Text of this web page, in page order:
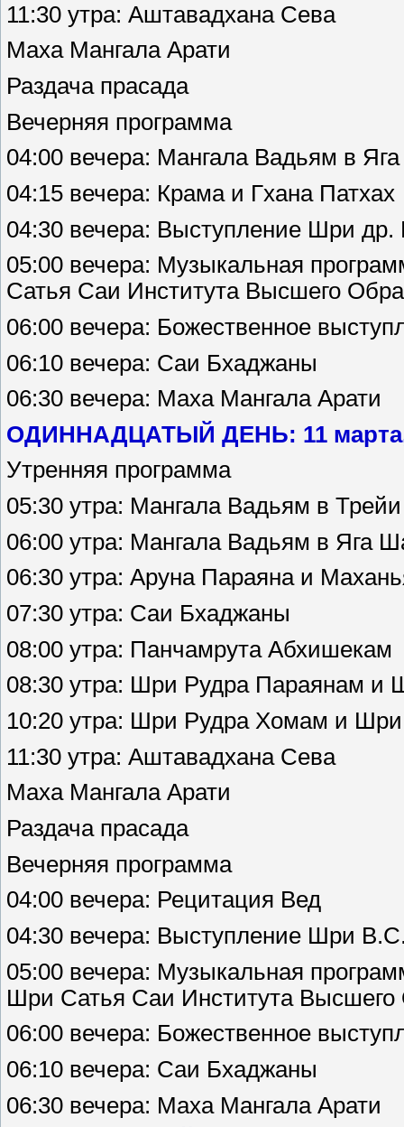
11:30 утра: Аштавадхана Сева
Маха Мангала Арати
Раздача прасада
Вечерняя программа
04:00 вечера: Мангала Вадьям в
04:15 вечера: Крама и Гхана Патхах
04:30 вечера: Выступление Шри др.
05:00 вечера: Музыкальная
Сатья Саи Института Высшего
06:00 вечера: Божественное
06:10 вечера: Саи Бхаджаны
06:30 вечера: Маха Мангала Арати
ОДИННАДЦАТЫЙ ДЕНЬ: 11
Утренняя программа
05:30 утра: Мангала Вадьям в
06:00 утра: Мангала Вадьям в Яга
06:30 утра: Аруна Параяна и
07:30 утра: Саи Бхаджаны
08:00 утра: Панчамрута Абхишекам
08:30 утра: Шри Рудра Параянам и
10:20 утра: Шри Рудра Хомам и
11:30 утра: Аштавадхана Сева
Маха Мангала Арати
Раздача прасада
Вечерняя программа
04:00 вечера: Рецитация Вед
04:30 вечера: Выступление Шри
05:00 вечера: Музыкальная
Шри Сатья Саи Института Высшего
06:00 вечера: Божественное
06:10 вечера: Саи Бхаджаны
06:30 вечера: Маха Мангала Арати